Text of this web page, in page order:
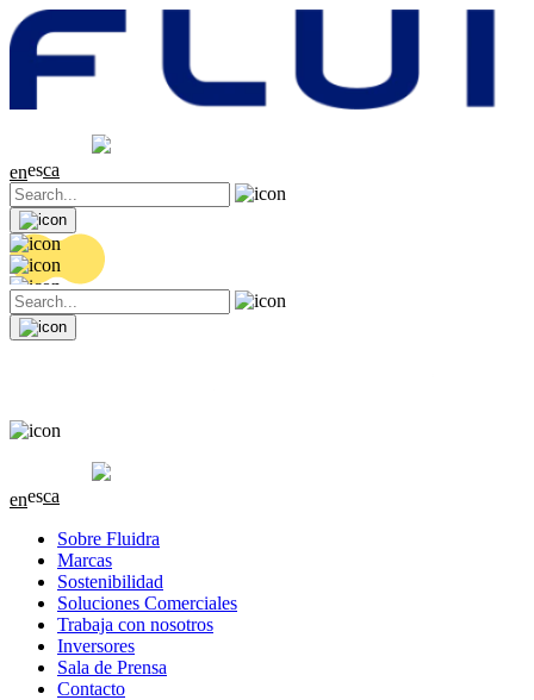
0.06 (+0.3%)
enesca
0.06 (+0.3%)
enesca
Sobre Fluidra
Marcas
Sostenibilidad
Soluciones Comerciales
Trabaja con nosotros
Inversores
Sala de Prensa
Contacto